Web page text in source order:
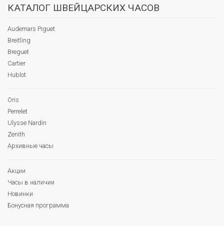
КАТАЛОГ ШВЕЙЦАРСКИХ ЧАСОВ
Audemars Piguet
Breitling
Breguet
Cartier
Hublot
Oris
Perrelet
Ulysse Nardin
Zenith
Архивные часы
Акции
Часы в наличии
Новинки
Бонусная программа